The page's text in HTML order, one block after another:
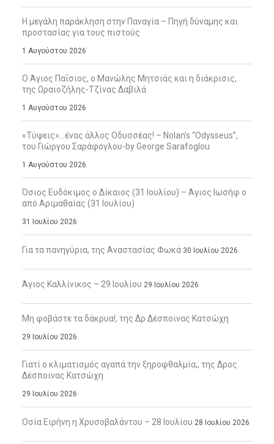
Η μεγάλη παράκληση στην Παναγία – Πηγή δύναμης και
προστασίας για τους πιστούς
1 Αυγούστου 2026
Ο Άγιος Παΐσιος, ο Μανώλης Μητσιάς και η διάκρισις,
της Ωραιοζήλης-Τζίνας Δαβιλά
1 Αυγούστου 2026
«Τύψεις»…ένας άλλος Οδυσσέας! – Nolan’s “Odysseus”,
του Γιώργου Σαράφογλου-by George Sarafoglou
1 Αυγούστου 2026
Όσιος Ευδόκιμος ο Δίκαιος (31 Ιουλίου) – Άγιος Ιωσήφ ο
από Αριμαθαίας (31 Ιουλίου)
31 Ιουλίου 2026
Για τα πανηγύρια, της Αναστασίας Φωκά 30 Ιουλίου 2026
Άγιος Καλλίνικος – 29 Ιουλίου 29 Ιουλίου 2026
Μη φοβάστε τα δάκρυα!, της Δρ Δέσποινας Κατσώχη
29 Ιουλίου 2026
Γιατί ο κλιματισμός αγαπά την ξηροφθαλμία;, της Δρος
Δέσποινας Κατσώχη
29 Ιουλίου 2026
Οσία Ειρήνη η Χρυσοβαλάντου – 28 Ιουλίου 28 Ιουλίου 2026